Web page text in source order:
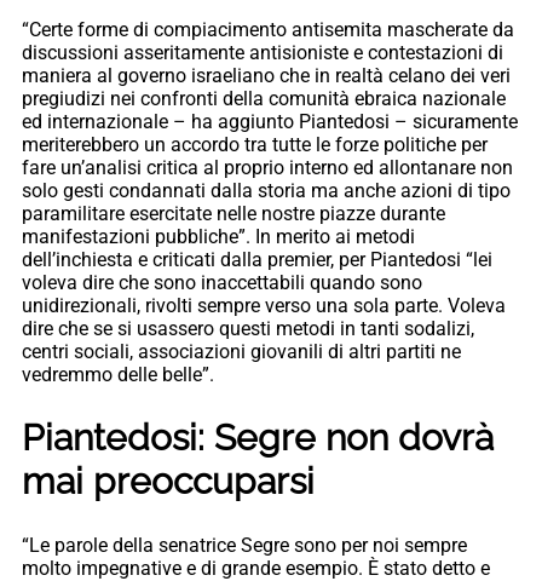
“Certe forme di compiacimento antisemita mascherate da
discussioni asseritamente antisioniste e contestazioni di
maniera al governo israeliano che in realtà celano dei veri
pregiudizi nei confronti della comunità ebraica nazionale
ed internazionale – ha aggiunto Piantedosi – sicuramente
meriterebbero un accordo tra tutte le forze politiche per
fare un’analisi critica al proprio interno ed allontanare non
solo gesti condannati dalla storia ma anche azioni di tipo
paramilitare esercitate nelle nostre piazze durante
manifestazioni pubbliche”. In merito ai metodi
dell’inchiesta e criticati dalla premier, per Piantedosi “lei
voleva dire che sono inaccettabili quando sono
unidirezionali, rivolti sempre verso una sola parte. Voleva
dire che se si usassero questi metodi in tanti sodalizi,
centri sociali, associazioni giovanili di altri partiti ne
vedremmo delle belle”.
Piantedosi: Segre non dovrà
mai preoccuparsi
“Le parole della senatrice Segre sono per noi sempre
molto impegnative e di grande esempio. È stato detto e